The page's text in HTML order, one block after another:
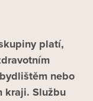
platí,
nebo
kraji. Službu